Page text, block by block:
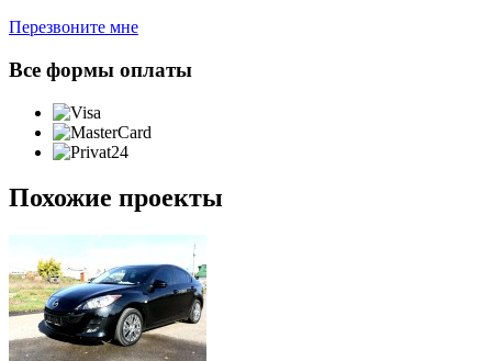
Перезвоните мне
Все формы оплаты
Похожие проекты